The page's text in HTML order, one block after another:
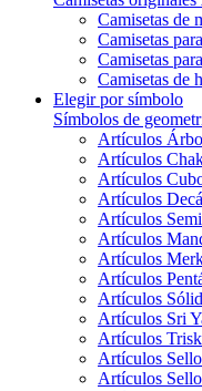
Camisetas de
Camisetas
Camisetas
Camisetas de
Elegir por símbolo
Símbolos de
Artículos
Artículos
Artículos
Artículos
Artículos
Artículos
Artículos
Artículos
Artículos
Artículos Sri
Artículos
Artículos
Artículos